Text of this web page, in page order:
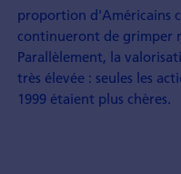
proportion d'Américains
continueront de grimper
Parallèlement, la
très élevée : seules les
1999 étaient plus chères.